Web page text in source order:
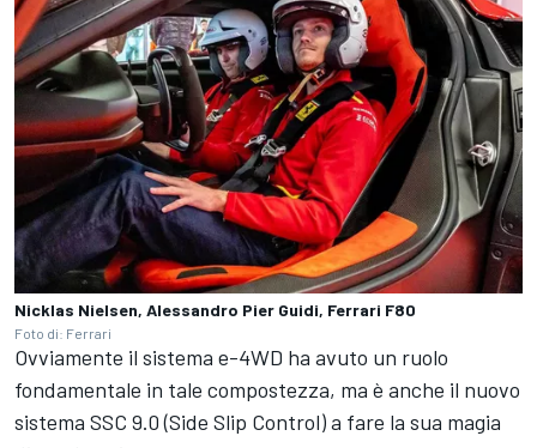
Nicklas Nielsen, Alessandro Pier Guidi, Ferrari F80
Foto di: Ferrari
Ovviamente il sistema e-4WD ha avuto un ruolo
fondamentale in tale compostezza, ma è anche il nuovo
sistema SSC 9.0 (Side Slip Control) a fare la sua magia